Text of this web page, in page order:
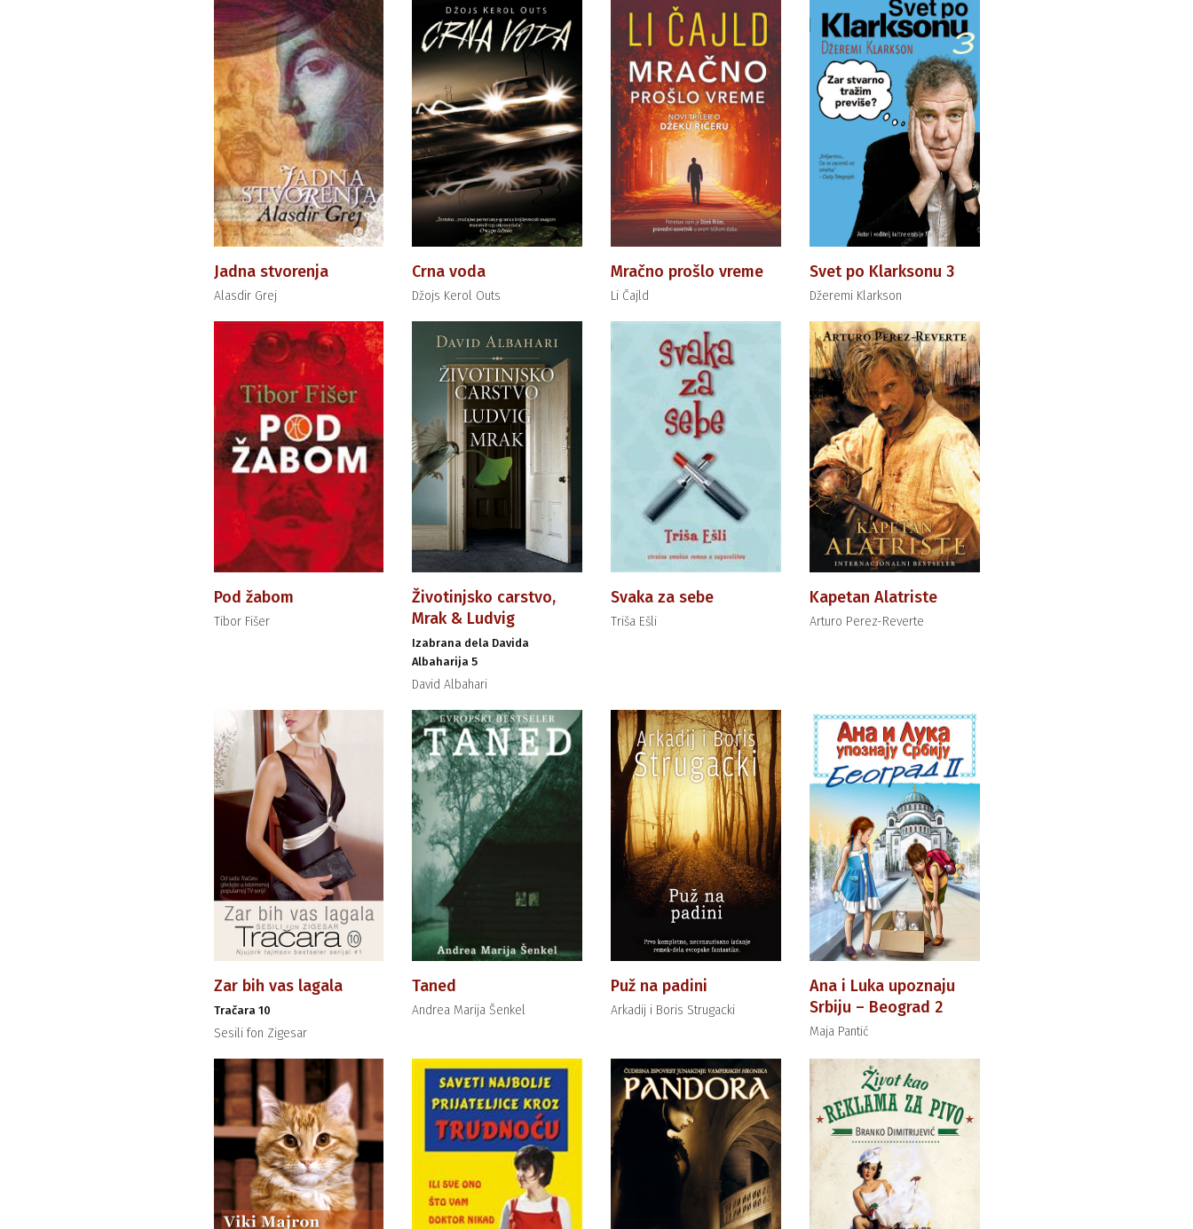
Jadna stvorenja
Alasdir Grej
Crna voda
Džojs Kerol Outs
Mračno prošlo vreme
Li Čajld
Svet po Klarksonu 3
Džeremi Klarkson
Pod žabom
Tibor Fišer
Životinjsko carstvo,
Mrak & Ludvig
Izabrana dela Davida
Albaharija 5
David Albahari
Svaka za sebe
Triša Ešli
Kapetan Alatriste
Arturo Perez-Reverte
Zar bih vas lagala
Tračara 10
Sesili fon Zigesar
Taned
Andrea Marija Šenkel
Puž na padini
Arkadij i Boris Strugacki
Ana i Luka upoznaju
Srbiju – Beograd 2
Maja Pantić